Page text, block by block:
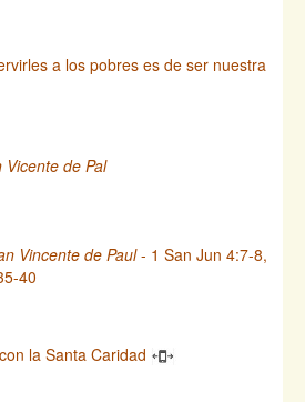
a los pobres es de ser nuestra
de Pal
Vincente de Paul- 1 San Jun 4:7-8,
40
la Santa Caridad